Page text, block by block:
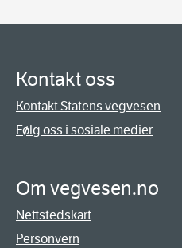
Kontakt oss
Kontakt Statens vegvesen
Følg oss i sosiale medier
Om vegvesen.no
Nettstedskart
Personvern